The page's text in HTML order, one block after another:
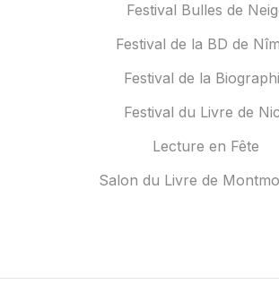
Festival Bulles de
Festival de la BD de
Festival de la
Festival du Livre de
Lecture en Fête
Salon du Livre de